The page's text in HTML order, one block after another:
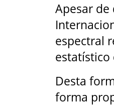
Apesar
espectral
Desta
forma